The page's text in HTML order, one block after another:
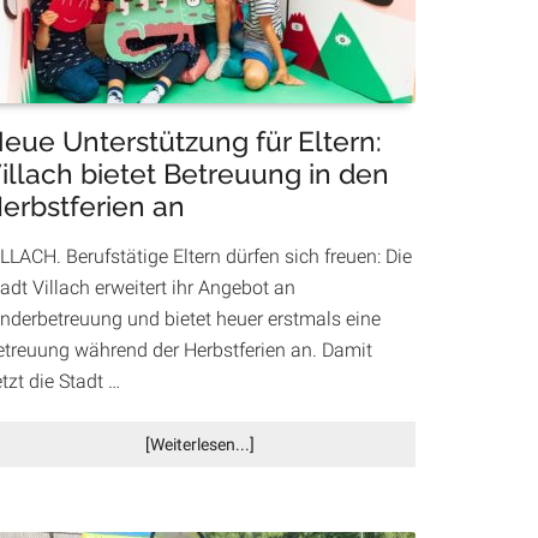
Innenstadt
Unterstützung für Eltern:
bietet Betreuung in den
an
Berufstätige Eltern dürfen sich freuen: Die
Villach erweitert ihr Angebot an
und bietet heuer erstmals eine
während der Herbstferien an. Damit
die Stadt …
[Weiterlesen...]Infos